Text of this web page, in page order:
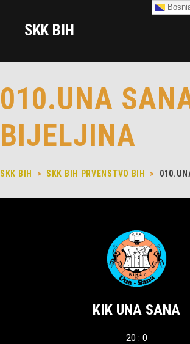
SKK BIH
010.UNA
BIJELJINA
SKK BIH > SKK BIH PRVENSTVO BIH >
KIK UNA SANA
20 : 0